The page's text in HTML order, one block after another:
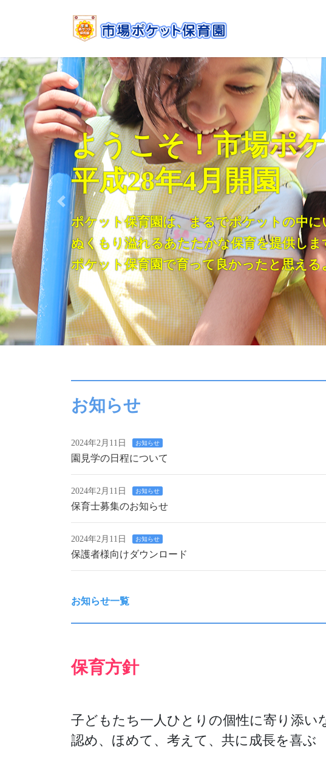
ツ
へ
ス
キ
ッ
プ
シ
ョ
ン
に
移
動
ようこそ！市場ポ
平成28年4月開園
ポケット保育園は、まるでポケットの中
ぬくもりあふれるあたたかな保育を提供し
ポケット保育園で育って良かったと思え
Previous
お知らせ
2024年2月11日 お知らせ
園見学の日程について
2024年2月11日 お知らせ
保育士募集のお知らせ
2024年2月11日 お知らせ
保護者様向けダウンロード
お知らせ一覧
保育方針
子どもたち一人ひとりの個性に寄り添い
認め、ほめて、考えて、共に成長を喜ぶ